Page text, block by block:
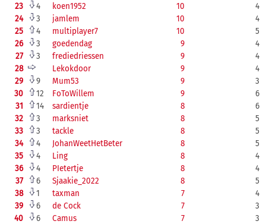
23
4 koen1952 10
4
24
3 jamlem 10
4
25
4 multiplayer7 10
5
26
3 goedendag 9
4
27
3 frediedriessen 9
4
28
Lekokdoor 9
4
29
9 Mum53 9
3
30
12 FoToWillem 9
6
31
14 sardientje 8
6
32
3 marksniet 8
5
33
3 tackle 8
5
34
4 JohanWeetHetBeter 8
5
35
4 Ling 8
4
36
4 PIetertje 8
4
37
6 Sjaakie_2022 8
5
38
1 taxman 7
4
39
6 de Cock 7
3
40
6 Camus 7
3